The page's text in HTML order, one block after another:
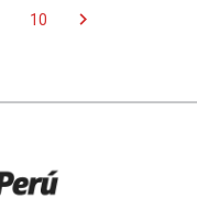
10 chevron_right